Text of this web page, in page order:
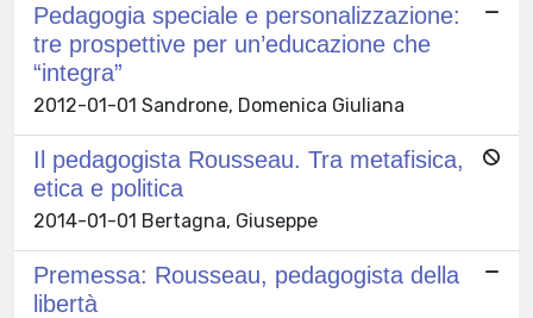
Pedagogia speciale e personalizzazione:
tre prospettive per un’educazione che
“integra”
2012-01-01 Sandrone, Domenica Giuliana
Il pedagogista Rousseau. Tra metafisica,
etica e politica
2014-01-01 Bertagna, Giuseppe
Premessa: Rousseau, pedagogista della
libertà